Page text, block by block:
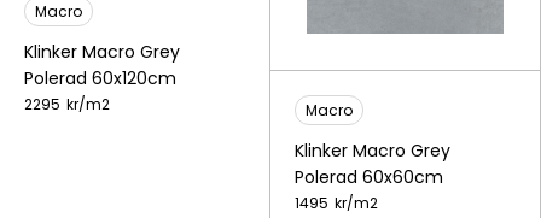
Macro
Klinker Macro Grey
Polerad 60x120cm
2295 kr/m2 Macro
Klinker Macro Grey
Polerad 60x60cm
1495 kr/m2